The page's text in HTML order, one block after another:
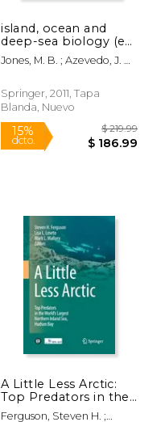
6% $
island, ocean and
deep-sea biology (en
Inglés)
Jones, M. B. ; Azevedo, J. M.
Springer, 2011, Tapa
Blanda, Nuevo
A Little Less Arctic:
Top Predators in the
World's Largest
Ferguson, Steven H. ;